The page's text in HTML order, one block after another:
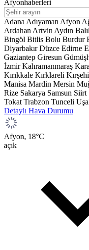
Afyonhaberleri
Adana Adıyaman Afyon
Ardahan Artvin Aydın
Bingöl Bitlis Bolu Burdur
Diyarbakır Düzce Edirne
Gaziantep Giresun
İzmir Kahramanmaraş
Kırıkkale Kırklareli
Manisa Mardin Mersin
Rize Sakarya Samsun Siirt
Tokat Trabzon Tunceli
Detaylı Hava Durumu
Afyon, 18°C
açık